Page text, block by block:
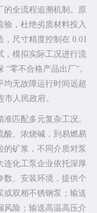
的全流程追溯机制。原
验，杜绝劣质材料投入
尺寸精度控制在 0.01
，模拟实际工况进行流
零不合格产品出厂”。
均无故障运行时间远超
人民政府。
匹配多元复杂工况。
酸、浓烧碱，到易燃易
的矿浆，不同介质对泵
连化工泵企业依托深厚
数、安装环境，提供个
或双相不锈钢泵；输送
风险；输送高温高压介